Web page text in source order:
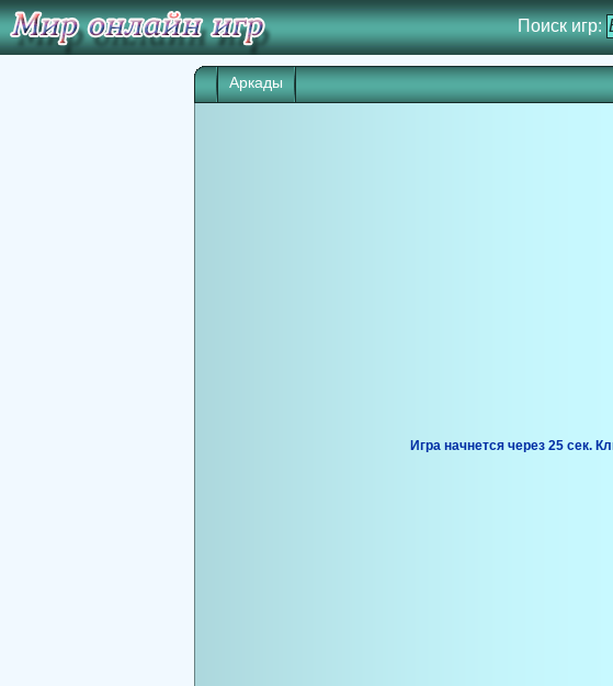
Поиск игр:
Аркады
Игра начнется через 24 сек.